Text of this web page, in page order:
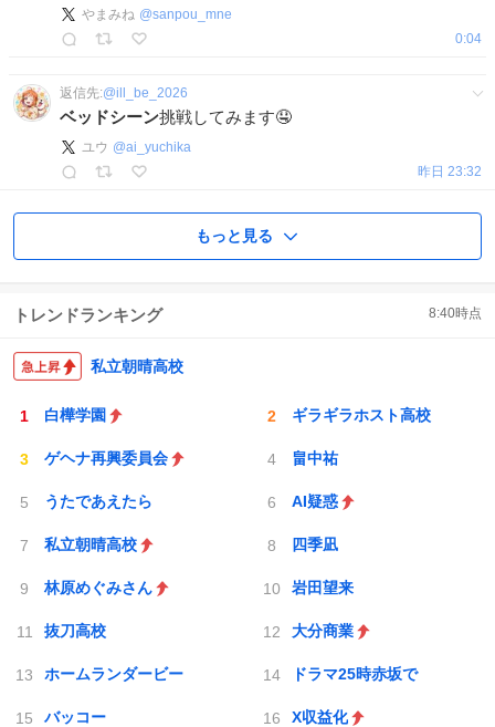
やまみね @sanpou_mne
0:04
返信先:@ill_be_2026
ベッドシーン挑戦してみます🤤
ユウ @ai_yuchika
昨日 23:32
もっと見る
トレンドランキング 8:40時点
私立朝晴高校
白樺学園 ギラギラホスト高校
ゲヘナ再興委員会 畠中祐
うたであえたら AI疑惑
私立朝晴高校 四季凪
林原めぐみさん 岩田望来
抜刀高校 大分商業
ホームランダービー ドラマ25時赤坂で
バッコー X収益化